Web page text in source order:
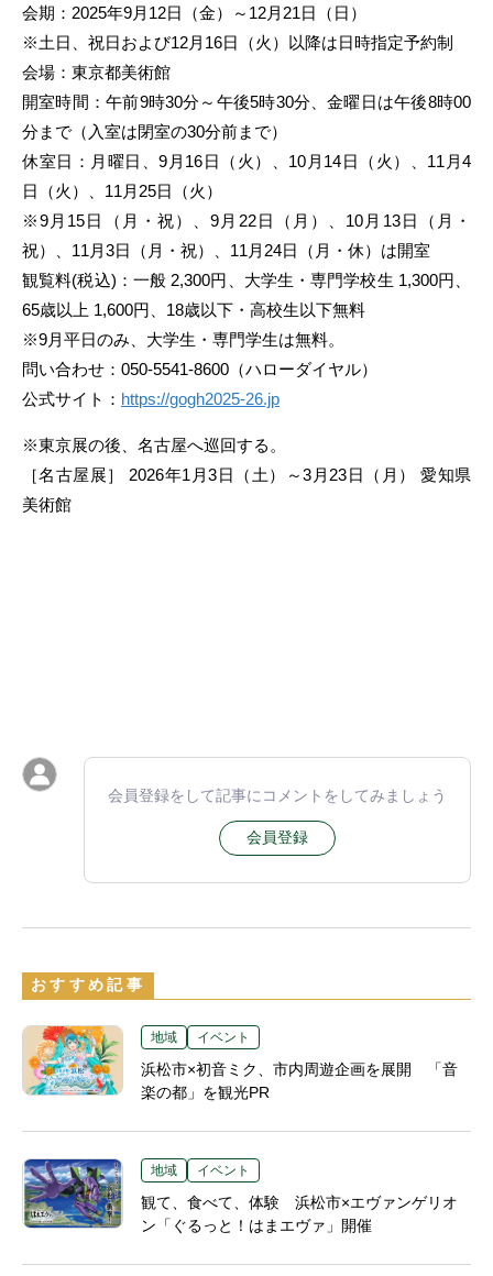
会期：2025年9月12日（金）～12月21日（日）
※土日、祝日および12月16日（火）以降は日時指定予約制
会場：東京都美術館
開室時間：午前9時30分～午後5時30分、金曜日は午後8時00
分まで（入室は閉室の30分前まで）
休室日：月曜日、9月16日（火）、10月14日（火）、11月4
日（火）、11月25日（火）
※9月15日（月・祝）、9月22日（月）、10月13日（月・
祝）、11月3日（月・祝）、11月24日（月・休）は開室
観覧料(税込)：一般 2,300円、大学生・専門学校生 1,300円、
65歳以上 1,600円、18歳以下・高校生以下無料
※9月平日のみ、大学生・専門学生は無料。
問い合わせ：050-5541-8600（ハローダイヤル）
公式サイト： https://gogh2025-26.jp
※東京展の後、名古屋へ巡回する。
［名古屋展］ 2026年1月3日（土）～3月23日（月） 愛知県
美術館
会員登録をして記事にコメントをしてみましょう
会員登録
おすすめ記事
地域 イベント
浜松市×初音ミク、市内周遊企画を展開 「音
楽の都」を観光PR
地域 イベント
観て、食べて、体験 浜松市×エヴァンゲリオ
ン「ぐるっと！はまエヴァ」開催